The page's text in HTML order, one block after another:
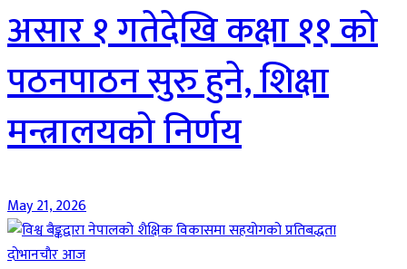
असार १ गतेदेखि कक्षा ११ को
पठनपाठन सुरु हुने, शिक्षा
मन्त्रालयको निर्णय
May 21, 2026
दाेभानचाैर आज